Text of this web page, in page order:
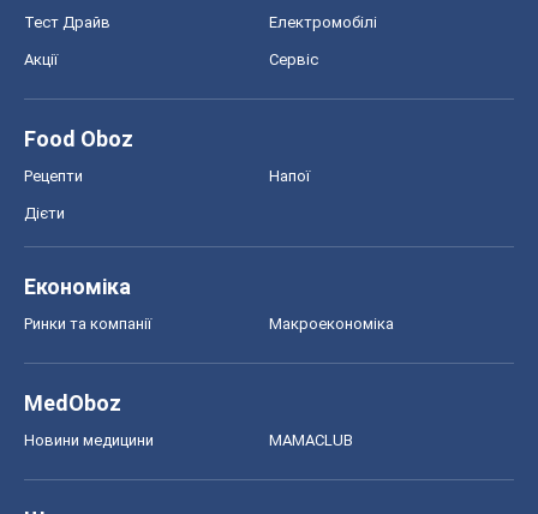
Тест Драйв Електромобілі
Акції Сервіс
Food Oboz
Рецепти Напої
Дієти
Економіка
Ринки та компанії Макроекономіка
MedOboz
Новини медицини MAMACLUB